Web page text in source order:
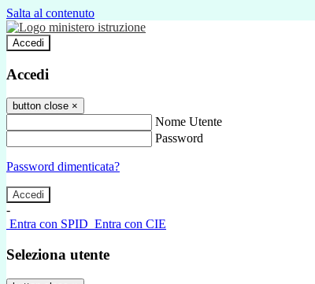
Salta al contenuto
Accedi
Accedi
button close ×
Nome Utente
Password
Password dimenticata?
-
Entra con SPID Entra con CIE
Seleziona utente